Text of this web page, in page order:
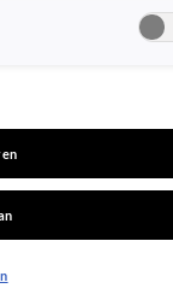
Liefde